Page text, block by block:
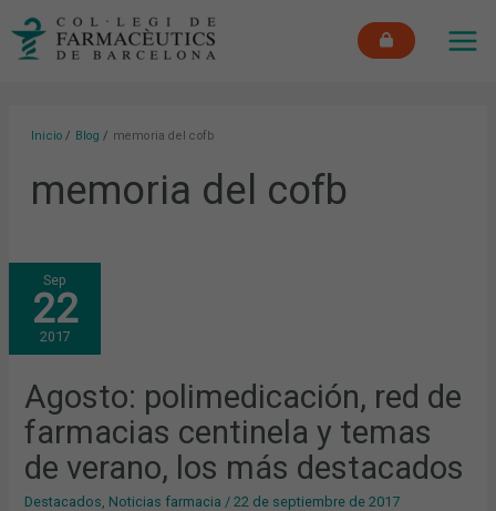
Inicio Blog memoria del cofb
memoria del cofb
Sep
22
2017
Agosto: polimedicación, red de
farmacias centinela y temas
de verano, los más destacados
Destacados Noticias farmacia /22 de septiembre de 2017
AGOSTO:
POLIMEDICACIÓN,
RED
DE
FARMACIAS
CENTINELA
Y
VERANO,
LOS
MÁS
DESTACADOS